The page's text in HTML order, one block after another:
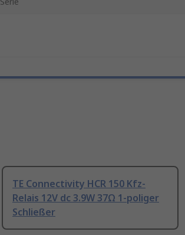
TE Connectivity HCR 150 Kfz-
Relais 12V dc 3.9W 37Ω 1-poliger
Schließer